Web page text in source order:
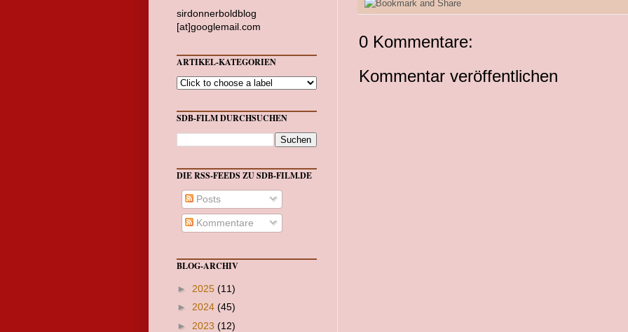
0 Kommentare:
Kommentar veröffentlichen
sirdonnerboldblog
[at]googlemail.com
ARTIKEL-KATEGORIEN
SDB-FILM DURCHSUCHEN
DIE RSS-FEEDS ZU SDB-FILM.DE
Posts
Kommentare
BLOG-ARCHIV
► 2025 (11)
► 2024 (45)
► 2023 (12)